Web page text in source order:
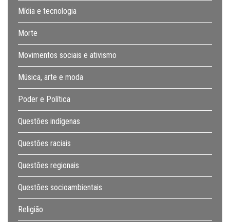
Mídia e tecnologia
Morte
Movimentos sociais e ativismo
Música, arte e moda
Poder e Política
Questões indígenas
Questões raciais
Questões regionais
Questões socioambientais
Religião